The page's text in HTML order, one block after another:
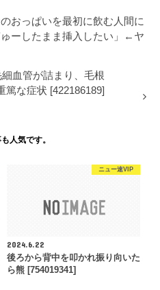
おっぱいを最初に飲む人間に
ーしたまま挿入したい」←ヤ
細血管が詰まり、毛根
篤な症状 [422186189]
人気です。
ニュー速VIP
2024.6.22
後ろから背中を叩かれ振り向いた
ら熊 [754019341]